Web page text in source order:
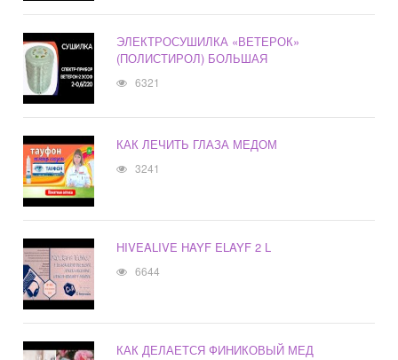
ЭЛЕКТРОСУШИЛКА «ВЕТЕРОК»
(ПОЛИСТИРОЛ) БОЛЬШАЯ
6321
КАК ЛЕЧИТЬ ГЛАЗА МЕДОМ
3241
HIVEALIVE HAYF ELAYF 2 L
6644
КАК ДЕЛАЕТСЯ ФИНИКОВЫЙ МЕД